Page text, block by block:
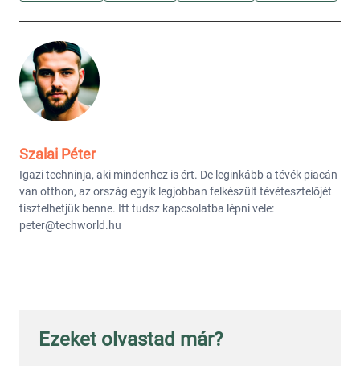
Szalai Péter
Igazi techninja, aki mindenhez is ért. De leginkább a tévék piacán
van otthon, az ország egyik legjobban felkészült tévétesztelőjét
tisztelhetjük benne. Itt tudsz kapcsolatba lépni vele:
peter@techworld.hu
Ezeket olvastad már?